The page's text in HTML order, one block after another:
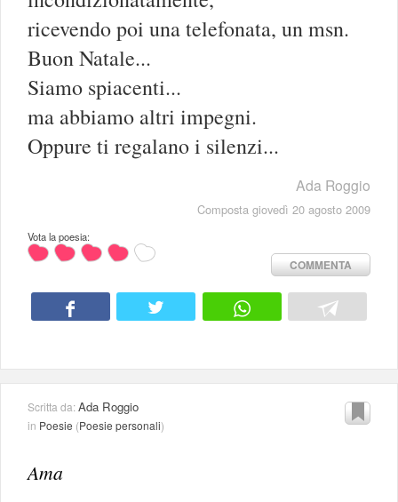
ricevendo poi una telefonata, un msn.
Buon Natale...
Siamo spiacenti...
ma abbiamo altri impegni.
Oppure ti regalano i silenzi...
Ada Roggio
Composta giovedì 20 agosto 2009
Vota la poesia:
COMMENTA
Scritta da:Ada Roggio
in Poesie (Poesie personali)
Ama